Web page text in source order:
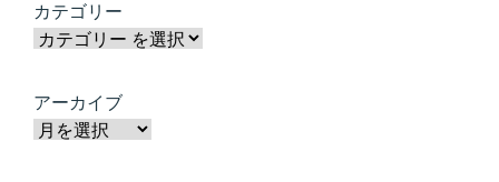
カテゴリー
アーカイブ